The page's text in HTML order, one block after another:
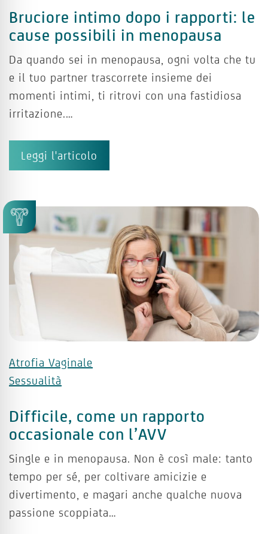
Bruciore intimo dopo i rapporti: le
cause possibili in menopausa
Da quando sei in menopausa, ogni volta che tu
e il tuo partner trascorrete insieme dei
momenti intimi, ti ritrovi con una fastidiosa
irritazione.…
Leggi l'articolo
Atrofia Vaginale
Sessualità
Difficile, come un rapporto
occasionale con l’AVV
Single e in menopausa. Non è così male: tanto
tempo per sé, per coltivare amicizie e
divertimento, e magari anche qualche nuova
passione scoppiata…